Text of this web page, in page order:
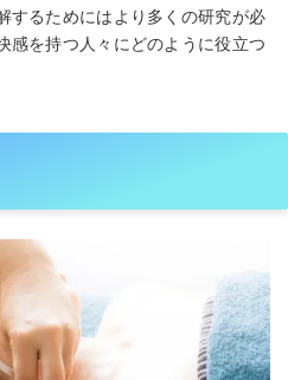
するためにはより多くの研究が必
感を持つ人々にどのように役立つ